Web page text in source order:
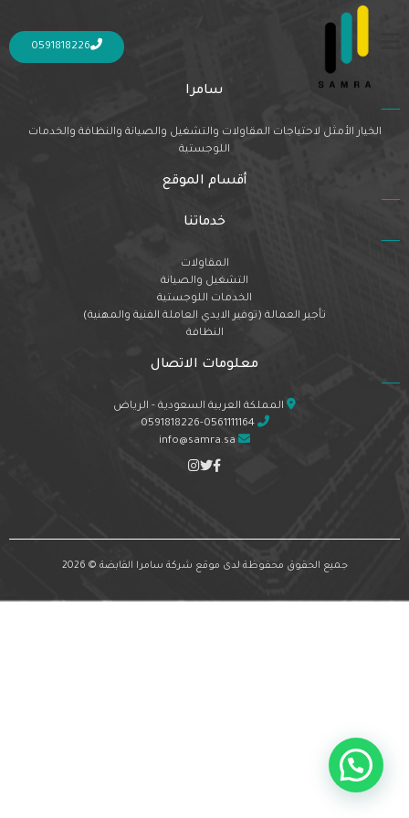
0591818226
Nothing Found
It seems we can’t find what you’re looking for. Perhaps searching can help.
سامرا
الخيار الأمثل لاحتياجات المقاولات والتشغيل والصيانة والنظافة والخدمات
اللوجستية
أقسام الموقع
خدماتنا
المقاولات
التشغيل والصيانة
الخدمات اللوجستية
تأجير العمالة (توفير الايدي العاملة الفنية والمهنية)
النظافة
معلومات الاتصال
المملكة العربية السعودية - الرياض
0591818226-0561111164
info@samra.sa
جميع الحقوق محفوظة لدى موقع شركة سامرا القابضة © 2026